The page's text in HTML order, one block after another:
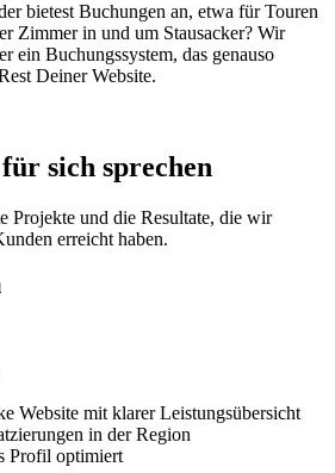
bietest Buchungen an, etwa für Touren
Zimmer in und um Stausacker? Wir
ein Buchungssystem, das genauso
Deiner Website.
sich sprechen
Projekte und die Resultate, die wir
erreicht haben.
Website mit klarer Leistungsübersicht
in der Region
Profil optimiert